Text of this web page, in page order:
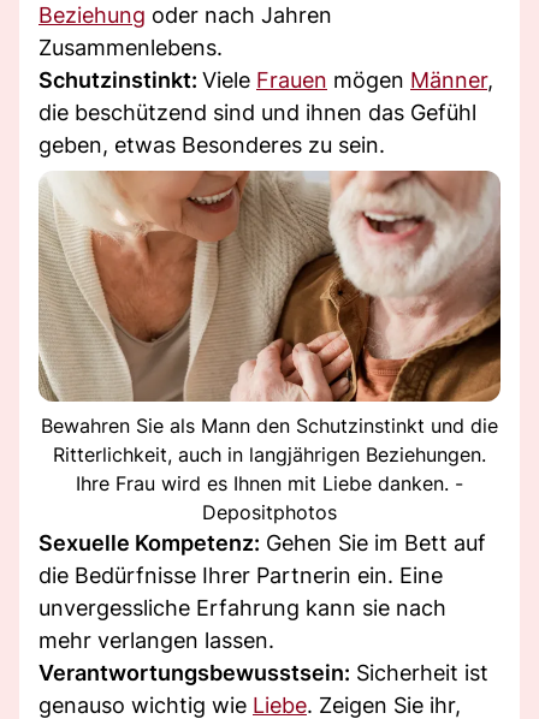
Beziehung oder nach Jahren
Zusammenlebens.
Schutzinstinkt: Viele Frauen mögen Männer,
die beschützend sind und ihnen das Gefühl
geben, etwas Besonderes zu sein.
Bewahren Sie als Mann den Schutzinstinkt und die
Ritterlichkeit, auch in langjährigen Beziehungen.
Ihre Frau wird es Ihnen mit Liebe danken. -
Depositphotos
Sexuelle Kompetenz: Gehen Sie im Bett auf
die Bedürfnisse Ihrer Partnerin ein. Eine
unvergessliche Erfahrung kann sie nach
mehr verlangen lassen.
Verantwortungsbewusstsein: Sicherheit ist
genauso wichtig wie Liebe. Zeigen Sie ihr,